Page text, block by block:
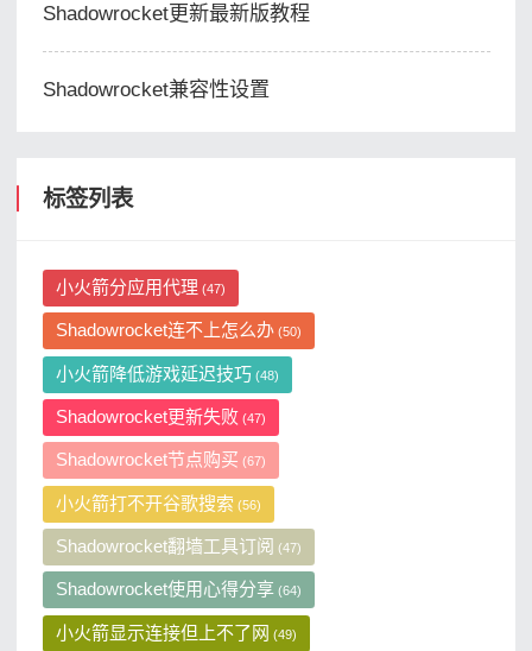
Shadowrocket更新最新版教程
Shadowrocket兼容性设置
标签列表
小火箭分应用代理 (47)
Shadowrocket连不上怎么办(50)
小火箭降低游戏延迟技巧 (48)
Shadowrocket更新失败 (47)
Shadowrocket节点购买 (67)
小火箭打不开谷歌搜索 (56)
Shadowrocket翻墙工具订阅 (47)
Shadowrocket使用心得分享(64)
小火箭显示连接但上不了网 (49)